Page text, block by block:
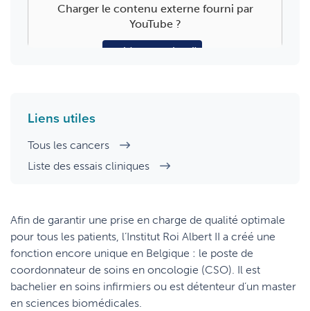
Charger le contenu externe fourni par
YouTube?
Oui (cette fois-ci)
Liens utiles
Tous les cancers
Liste des essais cliniques
Afin de garantir une prise en charge de qualité optimale
pour tous les patients, l’Institut Roi Albert II a créé une
fonction encore unique en Belgique : le poste de
coordonnateur de soins en oncologie (CSO). Il est
bachelier en soins infirmiers ou est détenteur d’un master
en sciences biomédicales.